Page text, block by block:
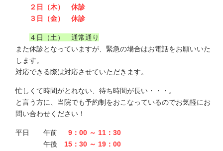
２日（木） 休診
３日（金） 休診
４日（土） 通常通り
また休診となっていますが、緊急の場合はお電話をお願いいた
します。
対応できる際は対応させていただきます。
忙しくて時間がとれない、待ち時間が長い・・・。
と言う方に、当院でも予約制をおこなっているのでお気軽にお
問い合わせください！
平日 午前9：00 ～ 11：30
午後 15：30 ～ 19：00